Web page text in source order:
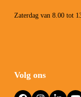
Zaterdag van 8.00 tot
Volg ons